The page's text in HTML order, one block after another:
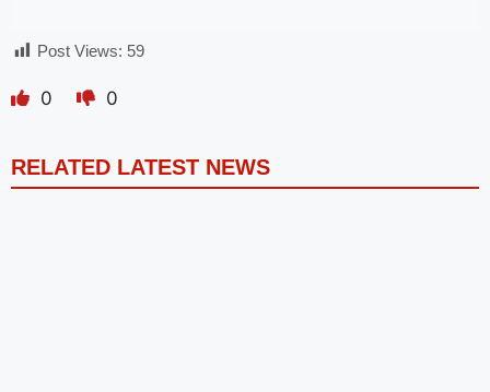
Post Views: 59
0 0
RELATED LATEST NEWS